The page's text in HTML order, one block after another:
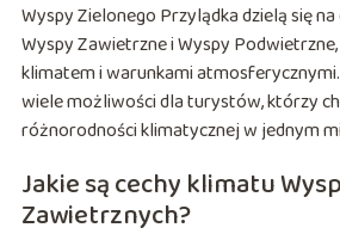
Wyspy Zielonego Przylądka dzielą się
Wyspy Zawietrzne i Wyspy
klimatem i warunkami
wiele możliwości dla turystów, którzy
różnorodności klimatycznej w jednym
Jakie są cechy klimatu Wysp
Zawietrznych?